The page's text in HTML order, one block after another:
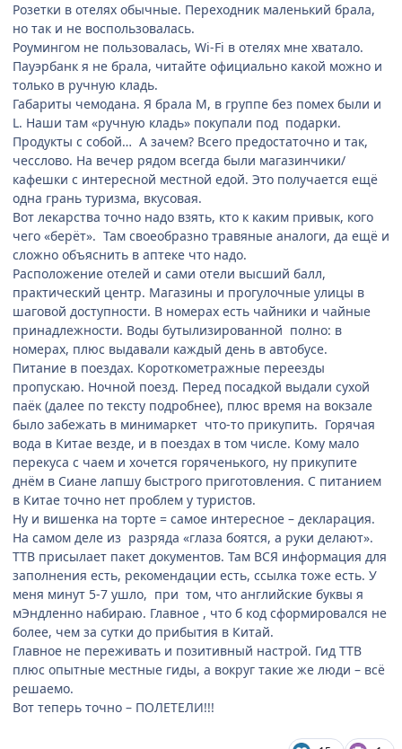
Розетки в отелях обычные. Переходник маленький брала,
но так и не воспользовалась.
Роумингом не пользовалась, Wi-Fi в отелях мне хватало.
Пауэрбанк я не брала, читайте официально какой можно и
только в ручную кладь.
Габариты чемодана. Я брала М, в группе без помех были и
L. Наши там «ручную кладь» покупали под подарки.
Продукты с собой… А зачем? Всего предостаточно и так,
чесслово. На вечер рядом всегда были магазинчики/
кафешки с интересной местной едой. Это получается ещё
одна грань туризма, вкусовая.
Вот лекарства точно надо взять, кто к каким привык, кого
чего «берёт». Там своеобразно травяные аналоги, да ещё и
сложно объяснить в аптеке что надо.
Расположение отелей и сами отели высший балл,
практический центр. Магазины и прогулочные улицы в
шаговой доступности. В номерах есть чайники и чайные
принадлежности. Воды бутылизированной полно: в
номерах, плюс выдавали каждый день в автобусе.
Питание в поездах. Короткометражные переезды
пропускаю. Ночной поезд. Перед посадкой выдали сухой
паёк (далее по тексту подробнее), плюс время на вокзале
было забежать в минимаркет что-то прикупить. Горячая
вода в Китае везде, и в поездах в том числе. Кому мало
перекуса с чаем и хочется горяченького, ну прикупите
днём в Сиане лапшу быстрого приготовления. С питанием
в Китае точно нет проблем у туристов.
Ну и вишенка на торте = самое интересное – декларация.
На самом деле из разряда «глаза боятся, а руки делают».
ТТВ присылает пакет документов. Там ВСЯ информация для
заполнения есть, рекомендации есть, ссылка тоже есть. У
меня минут 5-7 ушло, при том, что английские буквы я
мЭндленно набираю. Главное , что б код сформировался не
более, чем за сутки до прибытия в Китай.
Главное не переживать и позитивный настрой. Гид ТТВ
плюс опытные местные гиды, а вокруг такие же люди – всё
решаемо.
Вот теперь точно – ПОЛЕТЕЛИ!!!